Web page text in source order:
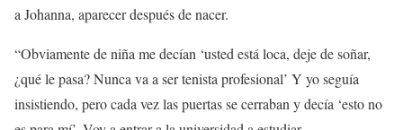
a Johanna, aparecer después de nacer.
“Obviamente de niña me decían ‘usted está loca, deje de soñar,
¿qué le pasa? Nunca va a ser tenista profesional’ Y yo seguía
insistiendo, pero cada vez las puertas se cerraban y decía ‘esto no